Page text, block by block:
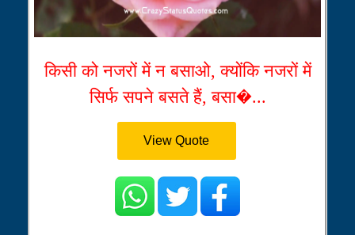
किसी को नजरों में न बसाओ, क्योंकि नजरों में
सिर्फ सपने बसते हैं, बसा�...
View Quote